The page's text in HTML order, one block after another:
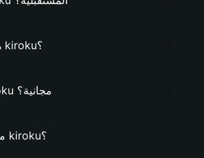
هل سيرتفع سعر kiroku؟
هل محفظة kiroku مجانية؟
ما هي قيمة عملة kiroku؟